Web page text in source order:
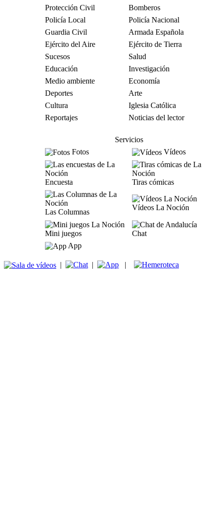
Protección Civil
Bomberos
Policía Local
Policía Nacional
Guardia Civil
Armada Española
Ejército del Aire
Ejército de Tierra
Sucesos
Salud
Educación
Investigación
Medio ambiente
Economía
Deportes
Arte
Cultura
Iglesia Católica
Reportajes
Noticias del lector
Servicios
Fotos
Vídeos
Encuesta Tiras cómicas
Las Columnas
Vídeos La Noción
Mini juegos
Chat
App
| | |